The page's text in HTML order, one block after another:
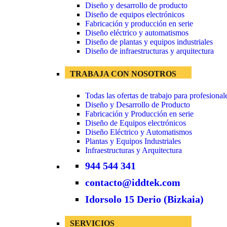
Diseño y desarrollo de producto
Diseño de equipos electrónicos
Fabricación y producción en serie
Diseño eléctrico y automatismos
Diseño de plantas y equipos industriales
Diseño de infraestructuras y arquitectura
TRABAJA CON NOSOTROS
Todas las ofertas de trabajo para
Diseño y Desarrollo de Producto
Fabricación y Producción en serie
Diseño de Equipos electrónicos
Diseño Eléctrico y Automatismos
Plantas y Equipos Industriales
Infraestructuras y Arquitectura
944 544 341
contacto@iddtek.com
Idorsolo 15 Derio (Bizkaia)
SERVICIOS